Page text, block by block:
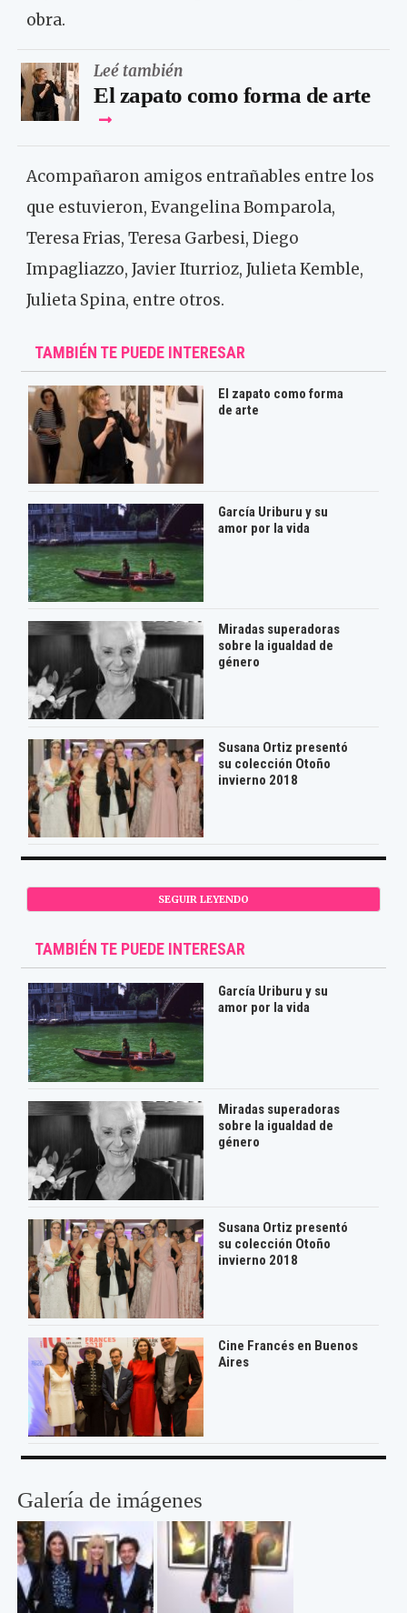
obra.
Leé también
El zapato como forma de arte
Acompañaron amigos entrañables entre los
que estuvieron, Evangelina Bomparola,
Teresa Frias, Teresa Garbesi, Diego
Impagliazzo, Javier Iturrioz, Julieta Kemble,
Julieta Spina, entre otros.
TAMBIÉN TE PUEDE INTERESAR
El zapato como forma
de arte
García Uriburu y su
amor por la vida
Miradas superadoras
sobre la igualdad de
género
Susana Ortiz presentó
su colección Otoño
invierno 2018
SEGUIR LEYENDO
TAMBIÉN TE PUEDE INTERESAR
García Uriburu y su
amor por la vida
Miradas superadoras
sobre la igualdad de
género
Susana Ortiz presentó
su colección Otoño
invierno 2018
Cine Francés en Buenos
Aires
Galería de imágenes